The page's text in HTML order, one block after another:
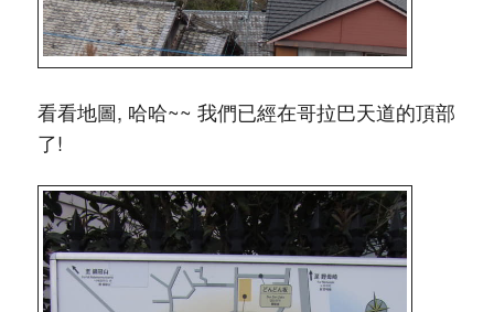
看看地圖, 哈哈~~ 我們已經在哥拉巴天道的頂部
了!